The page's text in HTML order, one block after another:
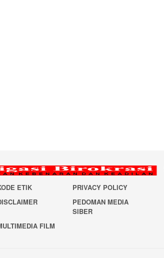
ETIK
PRIVACY POLICY
PEDOMAN MEDIA
SIBER
FILM